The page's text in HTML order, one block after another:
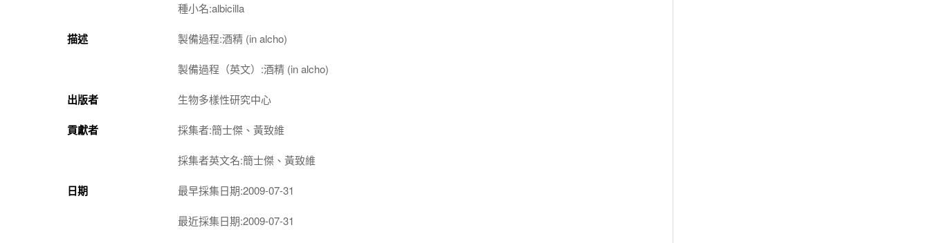
種小名:albicilla
描述 製備過程:酒精 (in alcho)
製備過程（英文）:酒精 (in alcho)
出版者 生物多樣性研究中心
貢獻者 採集者:簡士傑、黃致維
採集者英文名:簡士傑、黃致維
日期 最早採集日期:2009-07-31
最近採集日期:2009-07-31